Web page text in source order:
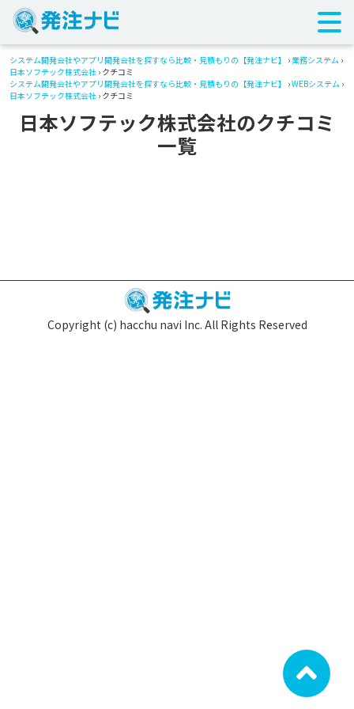
システム開発会社やアプリ開発会社を探すなら比較・見積もりの【発注ナビ】 › 業務システム ›
日本ソフテック株式会社 › クチコミ
システム開発会社やアプリ開発会社を探すなら比較・見積もりの【発注ナビ】
›WEBシステム ›
日本ソフテック株式会社 › クチコミ
日本ソフテック株式会社のクチコミ
一覧
Copyright (c) hacchu navi Inc. All Rights Reserved